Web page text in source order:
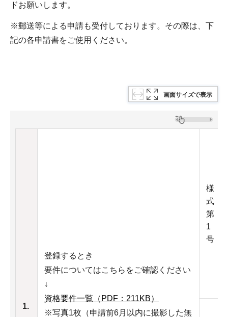
ドお願いします。
※郵送等による申請も受付しております。その際は、下
記の各申請書をご使用ください。
画面サイズで表示
1.
登録するとき
要件についてはこちらをご確認ください
↓
資格要件一覧（PDF：211KB）
※写真1枚（申請前6月以内に撮影した無
様
式
第
1
号